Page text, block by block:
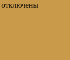
отключены